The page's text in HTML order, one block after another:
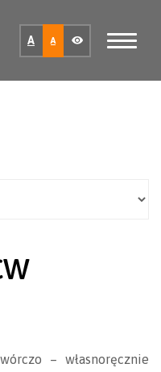
A A
– własnoręcznie